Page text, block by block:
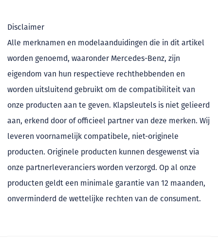
Disclaimer
Alle merknamen en modelaanduidingen die in dit artikel
worden genoemd, waaronder Mercedes-Benz, zijn
eigendom van hun respectieve rechthebbenden en
worden uitsluitend gebruikt om de compatibiliteit van
onze producten aan te geven. Klapsleutels is niet gelieerd
aan, erkend door of officieel partner van deze merken. Wij
leveren voornamelijk compatibele, niet-originele
producten. Originele producten kunnen desgewenst via
onze partnerleveranciers worden verzorgd. Op al onze
producten geldt een minimale garantie van 12 maanden,
onverminderd de wettelijke rechten van de consument.